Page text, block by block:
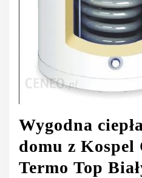
Wygodna
domu z Kospel
Termo Top